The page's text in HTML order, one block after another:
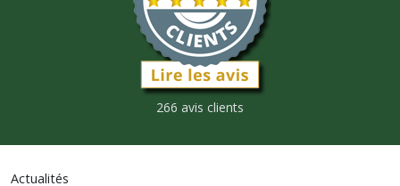
266 avis clients
Actualités